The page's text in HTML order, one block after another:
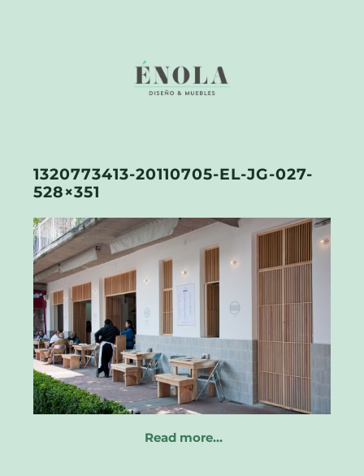
1320773413-20110705-EL-JG-027-
528×351
Read more…